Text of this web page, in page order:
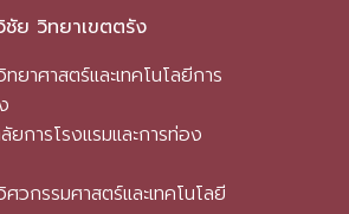
ชัย วิทยาเขตตรัง
ยาศาสตร์และเทคโนโลยีการ
ยการโรงแรมและการท่อง
วกรรมศาสตร์และเทคโนโลยี